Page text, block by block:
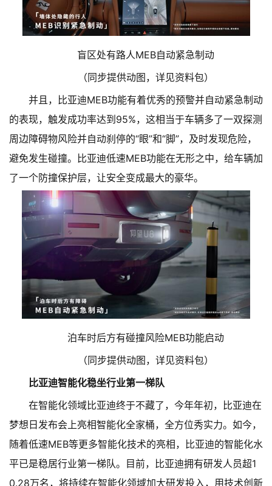
盲区处有路人MEB自动紧急制动
（同步提供动图，详见资料包）
并且，比亚迪MEB功能有着优秀的预警并自动紧急制动
的表现，触发成功率达到95%，这相当于车辆多了一双探测
周边障碍物风险并自动刹停的“眼”和“脚”，及时发现危险，
避免发生碰撞。比亚迪低速MEB功能在无形之中，给车辆加
了一个防撞保护层，让安全变成最大的豪华。
泊车时后方有碰撞风险MEB功能启动
（同步提供动图，详见资料包）
比亚迪智能化稳坐行业第一梯队
在智能化领域比亚迪终于不藏了，今年年初，比亚迪在
梦想日发布会上亮相智能化全家桶，全方位秀实力。如今，
随着低速MEB等更多智能化技术的亮相，比亚迪的智能化水
平已是稳居行业第一梯队。目前，比亚迪拥有研发人员超1
0.28万名，将持续在智能化领域加大研发投入，用技术创新